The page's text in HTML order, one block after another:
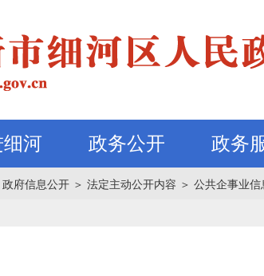
细河 政务公开 政务
政府信息公开 ＞ 法定主动公开内容 ＞ 公共企事业信